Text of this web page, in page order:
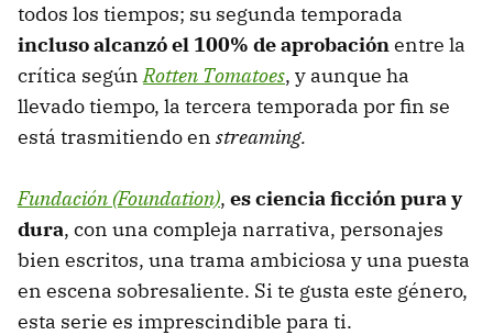
todos los tiempos; su segunda temporada
incluso alcanzó el 100% de aprobaciónentre la
crítica segúnRotten Tomatoes, y aunque ha
llevado tiempo, la tercera temporada por fin se
está trasmitiendo en streaming.
Fundación (Foundation), es ciencia ficción pura y
dura, con una compleja narrativa, personajes
bien escritos, una trama ambiciosa y una puesta
en escena sobresaliente. Si te gusta este género,
esta serie es imprescindible para ti.